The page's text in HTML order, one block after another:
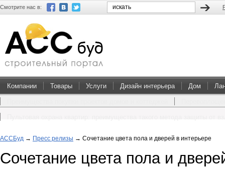
Смотрите нас в:
Компании Товары Услуги Дизайн интерьера Дом
АССБуд → Пресс релизы → Сочетание цвета пола и дверей в интерьере
Сочетание цвета пола и